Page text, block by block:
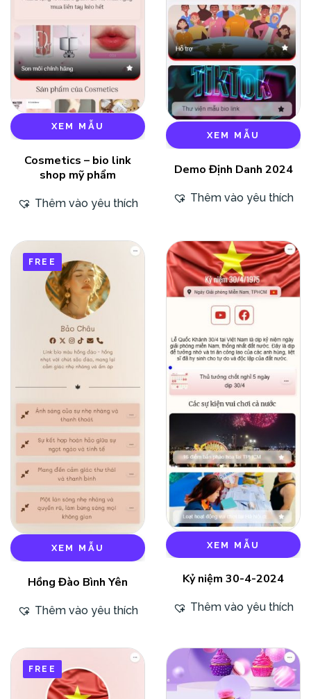
XEM MẪU
Cosmetics – bio link
shop mỹ phẩm
Thêm vào yêu thích
XEM MẪU
Demo Định Danh 2024
Thêm vào yêu thích
FREE
XEM MẪU
Hồng Đào Bình Yên
Thêm vào yêu thích
XEM MẪU
Kỷ niệm 30-4-2024
Thêm vào yêu thích
FREE